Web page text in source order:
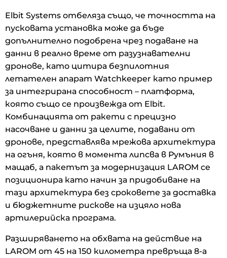
Elbit Systems отбеляза също, че точността на
пусковата установка може да бъде
допълнително подобрена чрез подаване на
данни в реално време от разузнавателни
дронове, като цитира безпилотния
летателен апарат Watchkeeper като пример
за интегрирана способност – платформа,
която също се произвежда от Elbit.
Комбинацията от ракети с прецизно
насочване и данни за целите, подавани от
дронове, представлява мрежова архитектура
на огъня, която в момента липсва в Румъния в
мащаб, а пакетът за модернизация LAROM се
позиционира като начин за придобиване на
тази архитектура без сроковете за доставка
и бюджетните рискове на изцяло нова
артилерийска програма.
Разширяването на обхвата на действие на
LAROM от 45 на 150 километра превръща 8-а